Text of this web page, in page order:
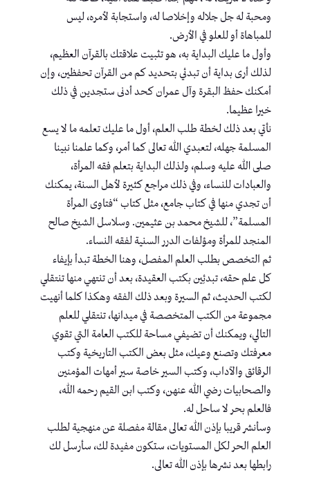
ومحبة له جل جلاله وإخلاصا له، واستجابة لأمره، ليس
للمباهاة أو للعلو في الأرض.
وأول ما عليك البداية به، هو تثبيت علاقتك بالقرآن العظيم،
لذلك أرى بداية أن تبدئي بتحديد كم من القرآن تحفظين، وإن
أمكنك حفظ البقرة وآل عمران كحد أدنى ستجدين في ذلك
خيرا عظيما.
نأتي بعد ذلك لخطة طلب العلم، أول ما عليك تعلمه ما لا يسع
المسلمة جهله، لتعبدي الله تعالى كما أمر، وكما علمنا نبينا
صلى الله عليه وسلم، ولذلك البداية بتعلم فقه المرأة،
والعبادات للنساء، وفي ذلك مراجع كثيرة لأهل السنة، يمكنك
أن تجدي منها في كتاب جامع، مثل كتاب “فتاوى المرأة
المسلمة”، للشيخ محمد بن عثيمين. وسلاسل الشيخ صالح
المنجد للمرأة ومؤلفات الدرر السنية لفقه النساء.
ثم التخصص بطلب العلم المفصل، وهنا الخطة تبدأ بإيفاء
كل علم حقه، تبدئِين بكتب العقيدة، بعد أن تنتهي منها تنتقلي
لكتب الحديث، ثم السيرة وبعد ذلك الفقه وهكذا كلما أنهيت
مجموعة من الكتب المتخصصة في ميدانها، تنتقلي للعلم
التالي، ويمكنك أن تضيفي مساحة للكتب العامة التي تقوي
معرفتك وتصنع وعيك، مثل بعض الكتب التاريخية وكتب
الرقائق والآداب، وكتب السير خاصة سير أمهات المؤمنين
والصحابيات رضي الله عنهن، وكتب ابن القيم رحمه الله،
فالعلم بحر لا ساحل له.
وسأنشر قريبا بإذن الله تعالى مقالة مفصلة عن منهجية لطلب
العلم الحر لكل المستويات، ستكون مفيدة لك، سأرسل لك
رابطها بعد نشرها بإذن الله تعالى.